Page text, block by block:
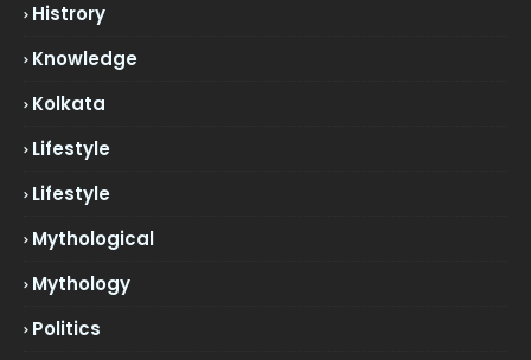
Histrory
Knowledge
Kolkata
Lifestyle
Lifestyle
Mythological
Mythology
Politics